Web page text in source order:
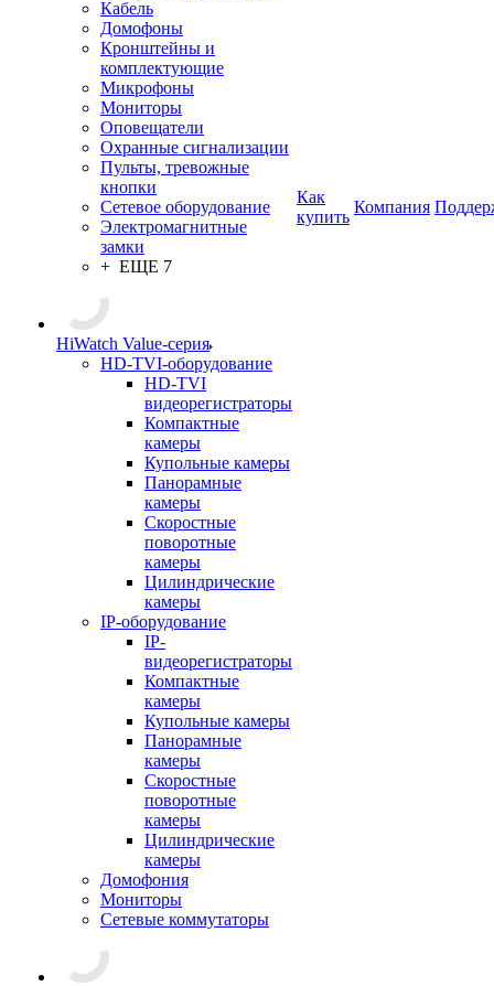
Кабель
Домофоны
Кронштейны и
комплектующие
Микрофоны
Мониторы
Оповещатели
Охранные сигнализации
Пульты, тревожные
кнопки
Сетевое оборудование
Электромагнитные
замки
+ ЕЩЕ 7
HiWatch Value-серия
HD-TVI-оборудование
HD-TVI
видеорегистраторы
Компактные
камеры
Купольные камеры
Панорамные
камеры
Скоростные
поворотные
камеры
Цилиндрические
камеры
IP-оборудование
IP-
видеорегистраторы
Компактные
камеры
Купольные камеры
Панорамные
камеры
Скоростные
поворотные
камеры
Цилиндрические
камеры
Домофония
Мониторы
Сетевые коммутаторы
Как
купить
Компания